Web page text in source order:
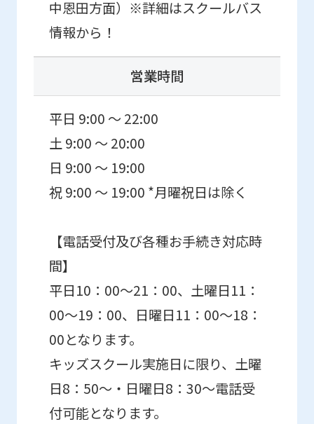
中恩田方面）※詳細はスクールバス
情報から！
営業時間
平日 9:00 ～ 22:00
土 9:00 ～ 20:00
日 9:00 ～ 19:00
祝 9:00 ～ 19:00 *月曜祝日は除く
【電話受付及び各種お手続き対応時
間】
平日10：00～21：00、土曜日11：
00～19：00、日曜日11：00～18：
00となります。
キッズスクール実施日に限り、土曜
日8：50～・日曜日8：30～電話受
付可能となります。